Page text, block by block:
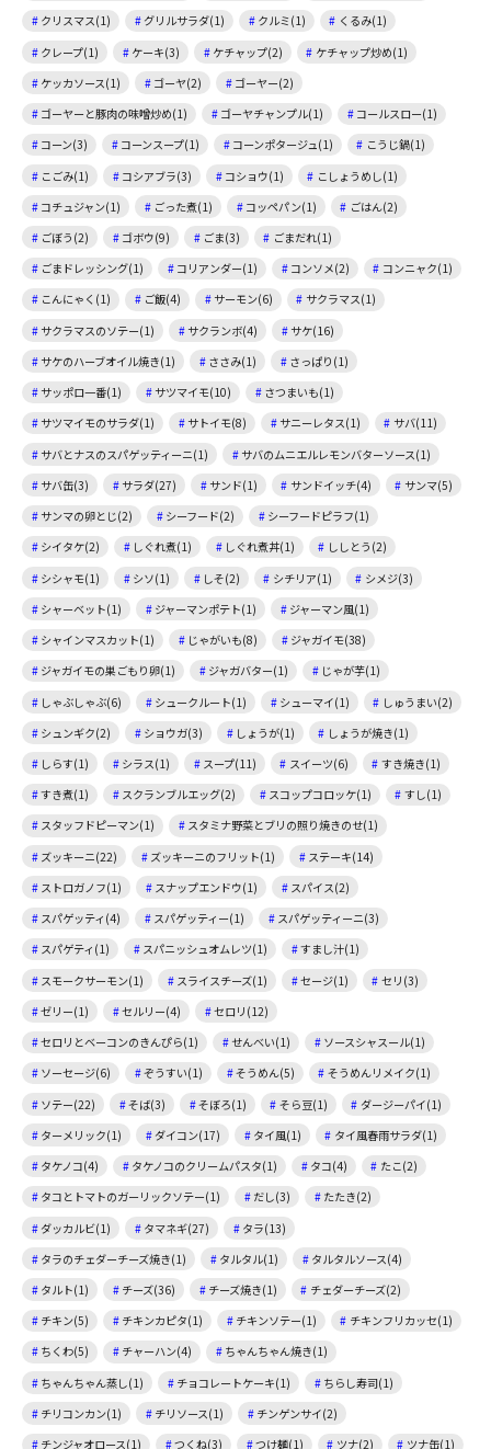
クリスマス(1)
グリルサラダ(1) クルミ(1)
くるみ(1)
クレープ(1)
ケーキ(3) ケチャップ(2)
ケチャップ炒め(1)
ケッカソース(1)
ゴーヤ(2)
ゴーヤー(2)
ゴーヤーと豚肉の味噌炒め(1)
ゴーヤチャンプル(1)
コールスロー(1)
コーン(3)
コーンスープ(1) コーンポタージュ(1)
こうじ鍋(1)
こごみ(1)
コシアブラ(3) コショウ(1)
こしょうめし(1)
コチュジャン(1)
ごった煮(1) コッペパン(1)
ごはん(2)
ごぼう(2)
ゴボウ(9) ごま(3)
ごまだれ(1)
ごまドレッシング(1)
コリアンダー(1) コンソメ(2)
コンニャク(1)
こんにゃく(1)
ご飯(4) サーモン(6)
サクラマス(1)
サクラマスのソテー(1)
サクランボ(4)
サケ(16)
サケのハーブオイル焼き(1)
ささみ(1)
さっぱり(1)
サッポロ一番(1)
サツマイモ(10)
さつまいも(1)
サツマイモのサラダ(1)
サトイモ(8) サニーレタス(1)
サバ(11)
サバとナスのスパゲッティーニ(1)
サバのムニエルレモンバターソース(1)
サバ缶(3)
サラダ(27) サンド(1) サンドイッチ(4)
サンマ(5)
サンマの卵とじ(2)
シーフード(2)
シーフードピラフ(1)
シイタケ(2)
しぐれ煮(1) しぐれ煮丼(1)
ししとう(2)
シシャモ(1)
シソ(1) しそ(2) シチリア(1)
シメジ(3)
シャーベット(1)
ジャーマンポテト(1)
ジャーマン風(1)
シャインマスカット(1)
じゃがいも(8)
ジャガイモ(38)
ジャガイモの巣ごもり卵(1)
ジャガバター(1)
じゃが芋(1)
しゃぶしゃぶ(6)
シュークルート(1) シューマイ(1)
しゅうまい(2)
シュンギク(2)
ショウガ(3) しょうが(1)
しょうが焼き(1)
しらす(1)
シラス(1) スープ(11) スイーツ(6)
すき焼き(1)
すき煮(1)
スクランブルエッグ(2) スコップコロッケ(1)
すし(1)
スタッフドピーマン(1)
スタミナ野菜とブリの照り焼きのせ(1)
ズッキーニ(22)
ズッキーニのフリット(1)
ステーキ(14)
ストロガノフ(1)
スナップエンドウ(1)
スパイス(2)
スパゲッティ(4)
スパゲッティー(1)
スパゲッティーニ(3)
スパゲティ(1)
スパニッシュオムレツ(1)
すまし汁(1)
スモークサーモン(1)
スライスチーズ(1) セージ(1)
セリ(3)
ゼリー(1)
セルリー(4)
セロリ(12)
セロリとベーコンのきんぴら(1)
せんべい(1)
ソースシャスール(1)
ソーセージ(6)
ぞうすい(1) そうめん(5)
そうめんリメイク(1)
ソテー(22)
そば(3) そぼろ(1) そら豆(1)
ダージーパイ(1)
ターメリック(1)
ダイコン(17) タイ風(1)
タイ風春雨サラダ(1)
タケノコ(4)
タケノコのクリームパスタ(1) タコ(4)
たこ(2)
タコとトマトのガーリックソテー(1)
だし(3)
たたき(2)
ダッカルビ(1)
タマネギ(27)
タラ(13)
タラのチェダーチーズ焼き(1)
タルタル(1)
タルタルソース(4)
タルト(1)
チーズ(36) チーズ焼き(1)
チェダーチーズ(2)
チキン(5)
チキンカピタ(1) チキンソテー(1)
チキンフリカッセ(1)
ちくわ(5)
チャーハン(4)
ちゃんちゃん焼き(1)
ちゃんちゃん蒸し(1)
チョコレートケーキ(1)
ちらし寿司(1)
チリコンカン(1)
チリソース(1)
チンゲンサイ(2)
チンジャオロース(1)
つくね(3) つけ麺(1) ツナ(2) ツナ缶(1)